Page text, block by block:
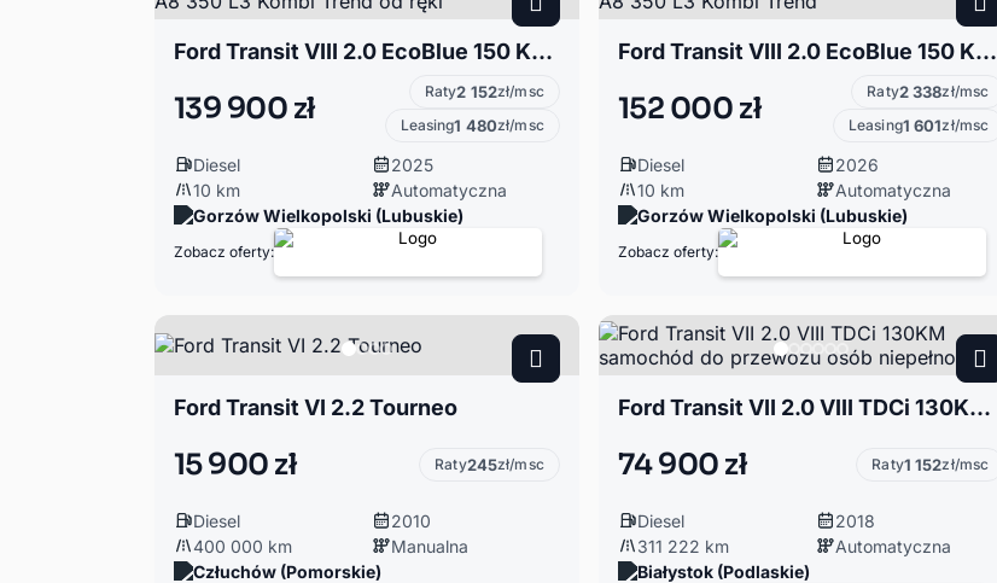
Ford Transit VIII 2.0 EcoBlue 150 KM FWD A8 350 L3 Kombi Trend od ręki
139 900 zł Raty2 152zł/msc
Leasing1 480zł/msc
Diesel
2025
10 km
Automatyczna
Gorzów Wielkopolski (Lubuskie)
Zobacz oferty:
Ford Transit VIII 2.0 EcoBlue 150 KM FWD A8 350 L3 Kombi Trend
152 000 zł Raty2 338zł/msc
Leasing1 601zł/msc
Diesel
2026
10 km
Automatyczna
Gorzów Wielkopolski (Lubuskie)
Zobacz oferty:
Ford Transit VI 2.2 Tourneo
15 900 zł Raty245zł/msc
Diesel
2010
400 000 km
Manualna
Człuchów (Pomorskie)
Ford Transit VII 2.0 VIII TDCi 130KM samochód do przewozu osób niepełnospr
74 900 zł Raty1 152zł/msc
Diesel
2018
311 222 km
Automatyczna
Białystok (Podlaskie)